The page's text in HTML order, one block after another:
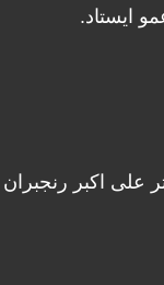
ایستاد.
اکبر رنجبران